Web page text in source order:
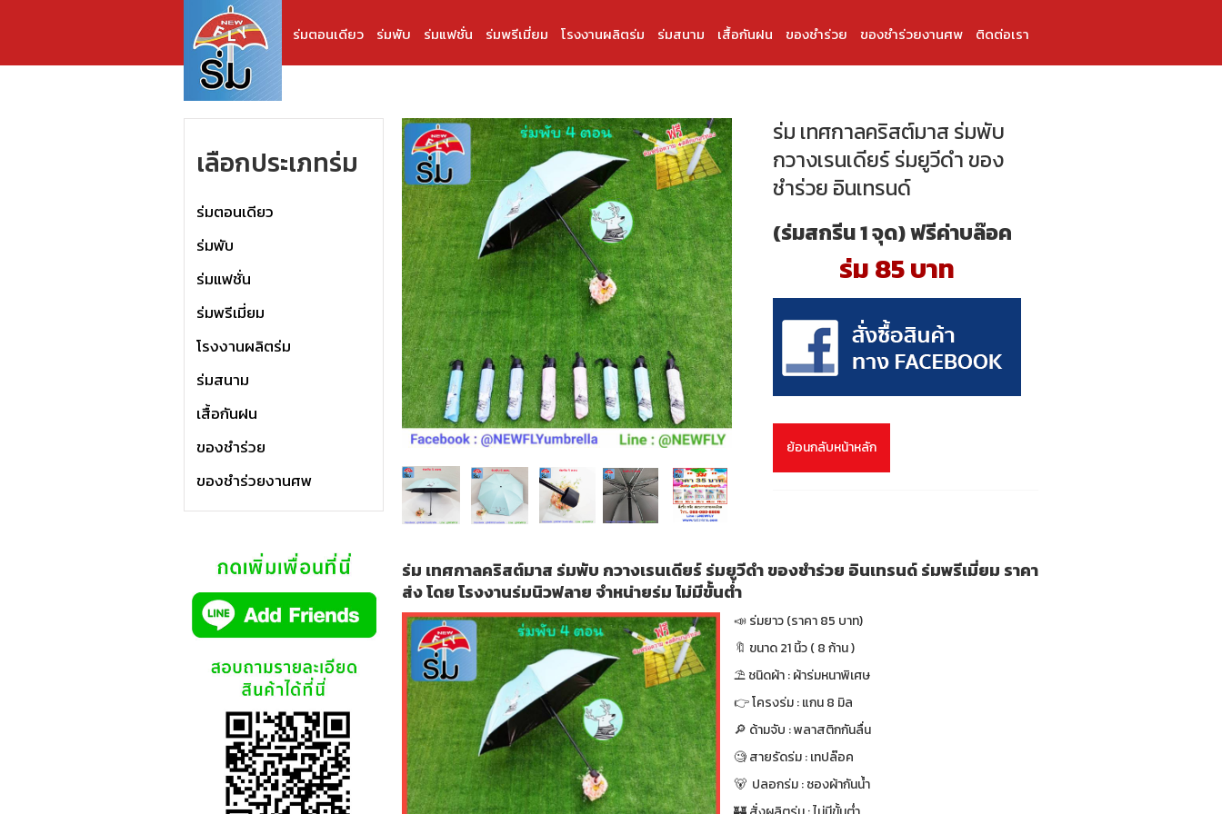
ร่มตอนเดียว ร่มพับ ร่มแฟชั่น ร่มพรีเมี่ยม โรงงานผลิตร่ม ร่มสนาม เสื้อกันฝน ของชำร่วย ของชำร่วยงานศพ ติดต่อเรา
เลือกประเภทร่ม
ร่มตอนเดียว
ร่มพับ
ร่มแฟชั่น
ร่มพรีเมี่ยม
โรงงานผลิตร่ม
ร่มสนาม
เสื้อกันฝน
ของชำร่วย
ของชำร่วยงานศพ
ร่ม เทศกาลคริสต์มาส ร่มพับ
กวางเรนเดียร์ ร่มยูวีดำ ของ
ชำร่วย อินเทรนด์
(ร่มสกรีน 1 จุด) ฟรีค่าบล๊อค
ร่ม 85 บาท
ย้อนกลับหน้าหลัก
ร่ม เทศกาลคริสต์มาส ร่มพับ กวางเรนเดียร์ ร่มยูวีดำ ของชำร่วย อินเทรนด์ ร่มพรีเมี่ยม ราคา
ส่ง โดย โรงงานร่มนิวฟลาย จำหน่ายร่ม ไม่มีขั้นต่ำ
📣 ร่มยาว (ราคา 85 บาท)
🔖 ขนาด 21 นิ้ว ( 8 ก้าน )
⛱ ชนิดผ้า : ผ้าร่มหนาพิเศษ
👉 โครงร่ม : แกน 8 มิล
🔎 ด้ามจับ : พลาสติกกันลื่น
🧐 สายรัดร่ม : เทปล๊อค
🐻 ปลอกร่ม : ซองผ้ากันน้ำ